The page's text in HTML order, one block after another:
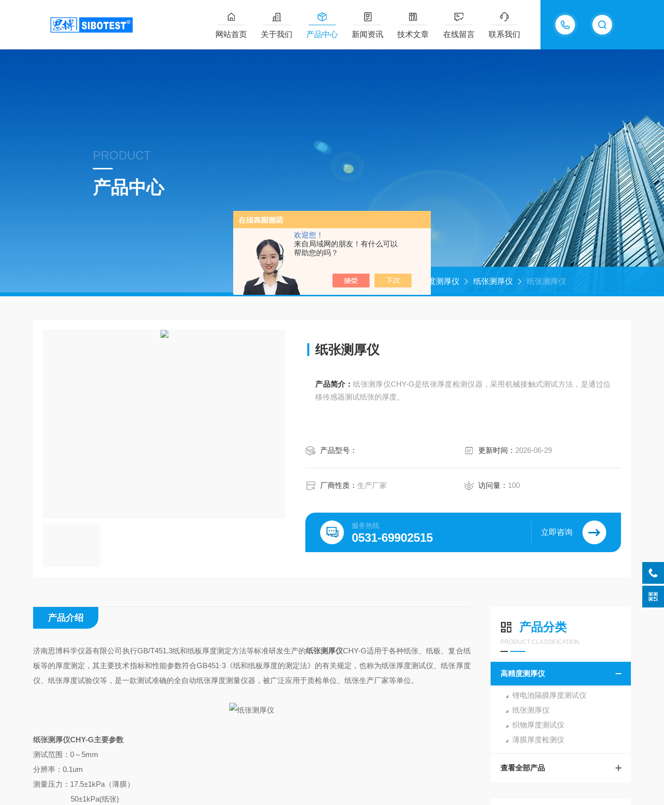
欢迎您！
来自局域网的朋友！有什么可以
帮助您的吗？
15098975615
网站首页 关于我们 产品中心 新闻资讯 技术文章 在线留言 联系我们
PRODUCT
产品中心
首页 产品中心 高精度测厚仪 纸张测厚仪 纸张测厚仪
纸张测厚仪
产品简介：纸张测厚仪CHY-G是纸张厚度检测仪器，采用机械接触式测试方法，是通过位
移传感器测试纸张的厚度。
产品型号： 更新时间： 2026-06-29
厂商性质：生产厂家 访问量： 100
服务热线
0531-69902515 立即咨询
产品分类
PRODUCT CLASSIFICATION
高精度测厚仪
锂电池隔膜厚度测试仪
纸张测厚仪
织物厚度测试仪
薄膜厚度检测仪
查看全部产品
产品介绍
济南思博科学仪器有限公司执行GB/T451.3纸和纸板厚度测定方法等标准研发生产的纸张测厚仪CHY-G适用于各种纸张、纸板、复合纸
板等的厚度测定，其主要技术指标和性能参数符合GB451·3《纸和纸板厚度的测定法》的有关规定，也称为纸张厚度测试仪、纸张厚度
仪、纸张厚度试验仪等，是一款测试准确的全自动纸张厚度测量仪器，被广泛应用于质检单位、纸张生产厂家等单位。
纸张测厚仪CHY-G主要参数
测试范围：0～5mm
分辨率：0.1um
测量压力：17.5±1kPa（薄膜）
50±1kPa(纸张)